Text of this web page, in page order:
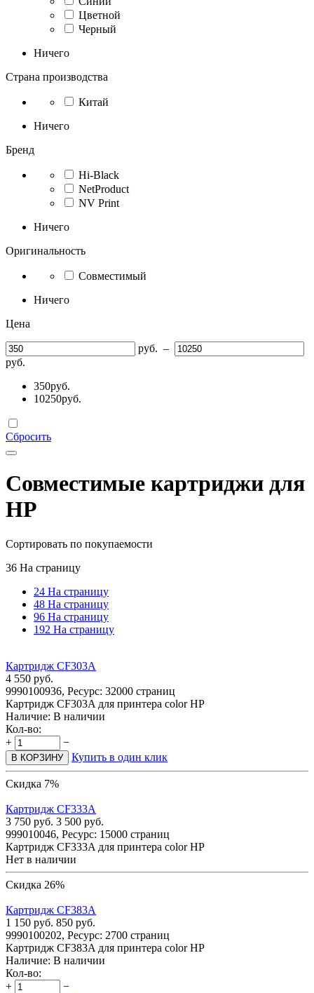
Цветной
Черный
Ничего
Страна производства
Китай
Ничего
Бренд
Hi-Black
NetProduct
NV Print
Ничего
Оригинальность
Совместимый
Ничего
Цена
руб. –
руб.
350руб.
10250руб.
Сбросить
Совместимые картриджи для
HP
Сортировать по покупаемости
36 На страницу
24 На страницу
48 На страницу
96 На страницу
192 На страницу
Картридж CF303A
4 550 руб.
9990100936, Ресурс: 32000 страниц
Картридж CF303A для принтера color HP
Наличие: В наличии
Кол-во:
+
−
В КОРЗИНУ Купить в один клик
Скидка 7%
Картридж CF333A
3 750 руб. 3 500 руб.
999010046, Ресурс: 15000 страниц
Картридж CF333A для принтера color HP
Нет в наличии
Скидка 26%
Картридж CF383A
1 150 руб. 850 руб.
9990100202, Ресурс: 2700 страниц
Картридж CF383A для принтера color HP
Наличие: В наличии
Кол-во:
+
−